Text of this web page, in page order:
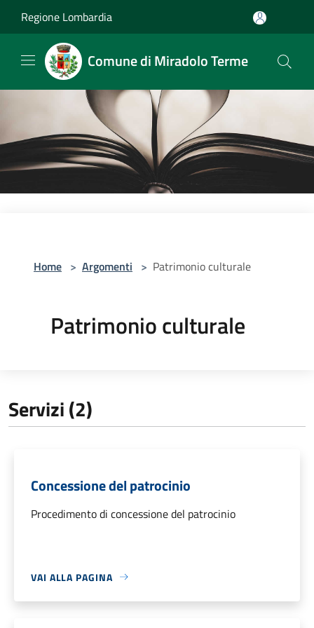
Regione Lombardia
Comune di Miradolo Terme
Home > Argomenti > Patrimonio culturale
Patrimonio culturale
Servizi (2)
Concessione del patrocinio
Procedimento di concessione del patrocinio
VAI ALLA PAGINA